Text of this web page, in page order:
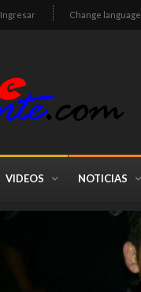
Ingresar Change language
VIDEOS NOTICIAS